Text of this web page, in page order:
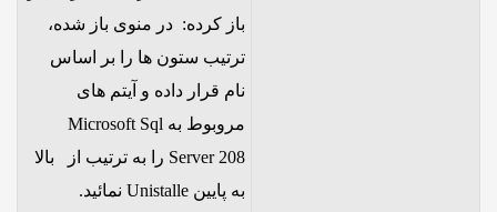
باز کرده: در منوی باز شده،
ترتیب ستون ها را بر اساس
نام قرار داده و آیتم های
مروبوط به Microsoft Sql
Server 208 را به ترتیب از بالا
به پایین Unistalle نمائید.